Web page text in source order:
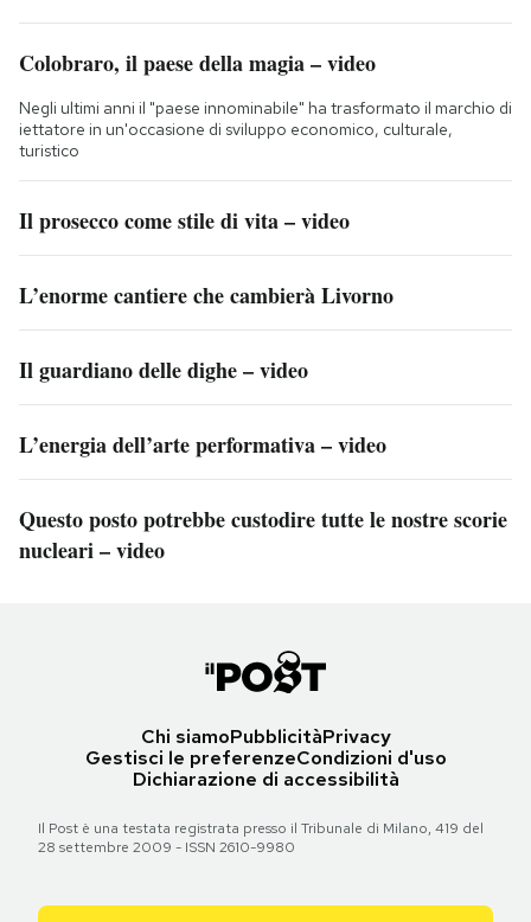
Colobraro, il paese della magia – video
Negli ultimi anni il "paese innominabile" ha trasformato il marchio di
iettatore in un'occasione di sviluppo economico, culturale,
turistico
Il prosecco come stile di vita – video
L’enorme cantiere che cambierà Livorno
Il guardiano delle dighe – video
L’energia dell’arte performativa – video
Questo posto potrebbe custodire tutte le nostre scorie
nucleari – video
Chi siamoPubblicitàPrivacy
Gestisci le preferenzeCondizioni d'uso
Dichiarazione di accessibilità
Il Post è una testata registrata presso il Tribunale di Milano, 419 del
28 settembre 2009 - ISSN 2610-9980